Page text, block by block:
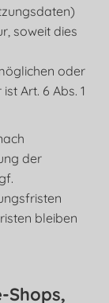
soweit dies
oder
Art. 6 Abs. 1
der
bleiben
Shops,